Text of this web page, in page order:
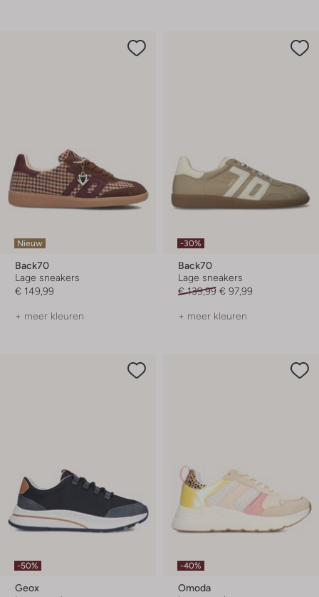
Nieuw
Back70
Lage sneakers
€ 149,99
+ meer kleuren
-30%
Back70
Lage sneakers
€ 139,99 € 97,99
+ meer kleuren
-50%
Geox
-40%
Omoda